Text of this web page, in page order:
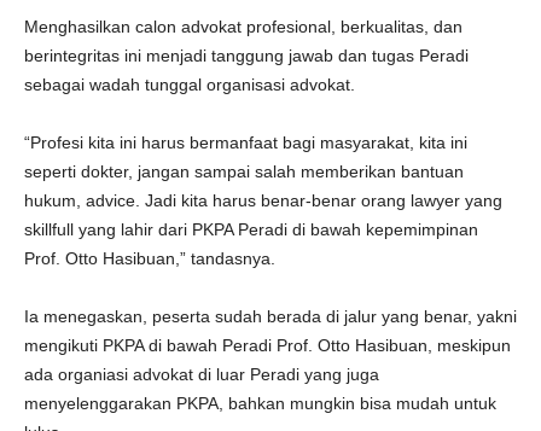
Menghasilkan calon advokat profesional, berkualitas, dan
berintegritas ini menjadi tanggung jawab dan tugas Peradi
sebagai wadah tunggal organisasi advokat.
“Profesi kita ini harus bermanfaat bagi masyarakat, kita ini
seperti dokter, jangan sampai salah memberikan bantuan
hukum, advice. Jadi kita harus benar-benar orang lawyer yang
skillfull yang lahir dari PKPA Peradi di bawah kepemimpinan
Prof. Otto Hasibuan,” tandasnya.
Ia menegaskan, peserta sudah berada di jalur yang benar, yakni
mengikuti PKPA di bawah Peradi Prof. Otto Hasibuan, meskipun
ada organiasi advokat di luar Peradi yang juga
menyelenggarakan PKPA, bahkan mungkin bisa mudah untuk